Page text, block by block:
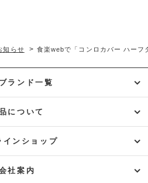
知らせ > 食楽webで「コンロカバー ハーフ
ランド一覧
について
インショップ
社案内